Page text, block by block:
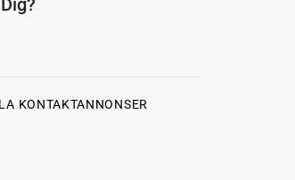
KONTAKTANNONSER